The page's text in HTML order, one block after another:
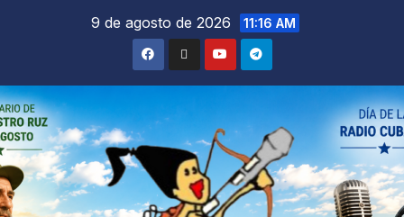
9 de agosto de 2026 11:16 AM